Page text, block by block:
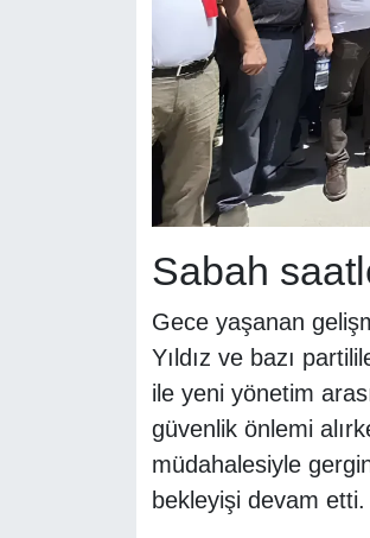
Sabah
Gece yaşanan
Yıldız ve bazı
ile yeni yönetim
güvenlik önlemi
müdahalesiyle
bekleyişi devam etti.